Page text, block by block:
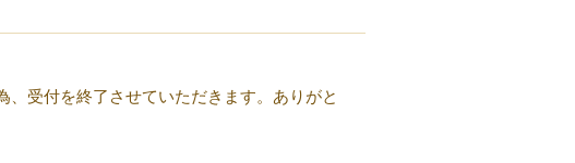
受付を終了させていただきます。ありがと